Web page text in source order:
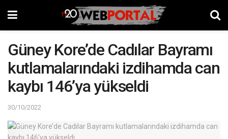
Güney Kore’de Cadılar Bayramı
kutlamalarındaki izdihamda can
kaybı 146’ya yükseldi
30/10/2022